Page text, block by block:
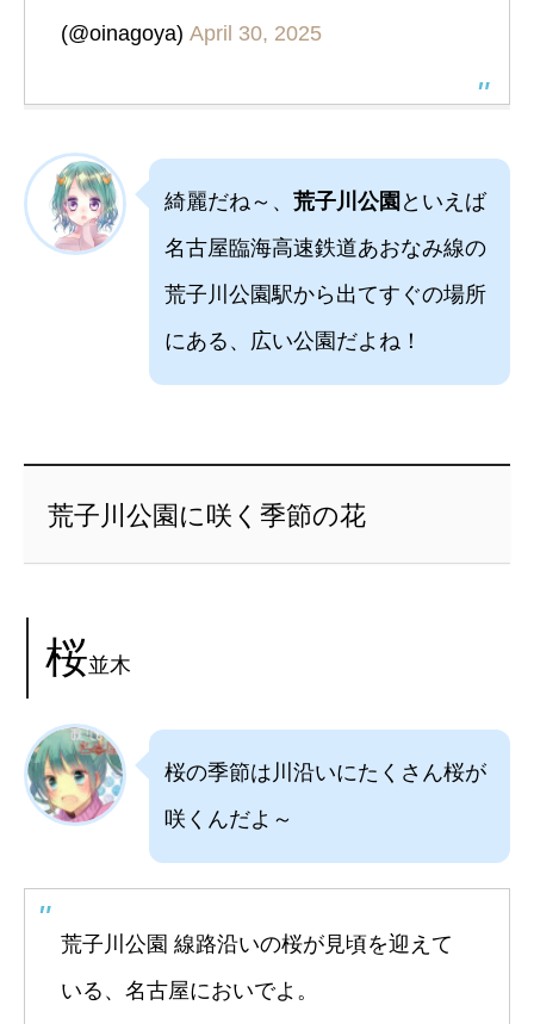
(@oinagoya) April 30, 2025
綺麗だね～、 荒子川公園 といえば
名古屋臨海高速鉄道あおなみ線の
荒子川公園駅から出てすぐの場所
にある、広い公園だよね！
荒子川公園に咲く季節の花
桜並木
桜の季節は川沿いにたくさん桜が
咲くんだよ～
荒子川公園 線路沿いの桜が見頃を迎えて
いる、名古屋においでよ。